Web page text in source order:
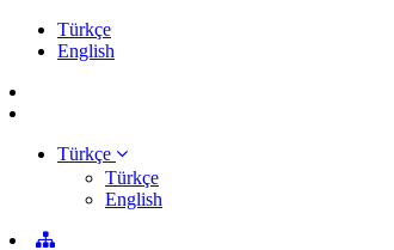
Türkçe
English
Türkçe
Türkçe
English